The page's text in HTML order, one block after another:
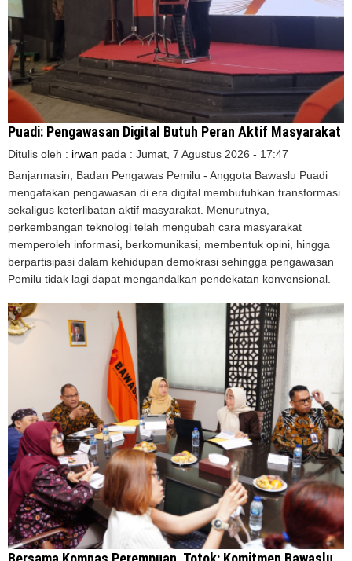
Puadi: Pengawasan Digital Butuh Peran Aktif Masyarakat
Ditulis oleh : irwan pada : Jumat, 7 Agustus 2026 - 17:47
Banjarmasin, Badan Pengawas Pemilu - Anggota Bawaslu Puadi
mengatakan pengawasan di era digital membutuhkan transformasi
sekaligus keterlibatan aktif masyarakat. Menurutnya,
perkembangan teknologi telah mengubah cara masyarakat
memperoleh informasi, berkomunikasi, membentuk opini, hingga
berpartisipasi dalam kehidupan demokrasi sehingga pengawasan
Pemilu tidak lagi dapat mengandalkan pendekatan konvensional.